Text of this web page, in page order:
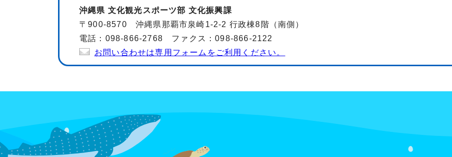
沖縄県 文化観光スポーツ部 文化振興課
〒900-8570 沖縄県那覇市泉崎1-2-2 行政棟8階（南側）
電話：098-866-2768 ファクス：098-866-2122
お問い合わせは専用フォームをご利用ください。